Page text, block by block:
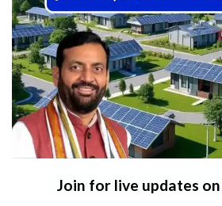
Join for live updates on